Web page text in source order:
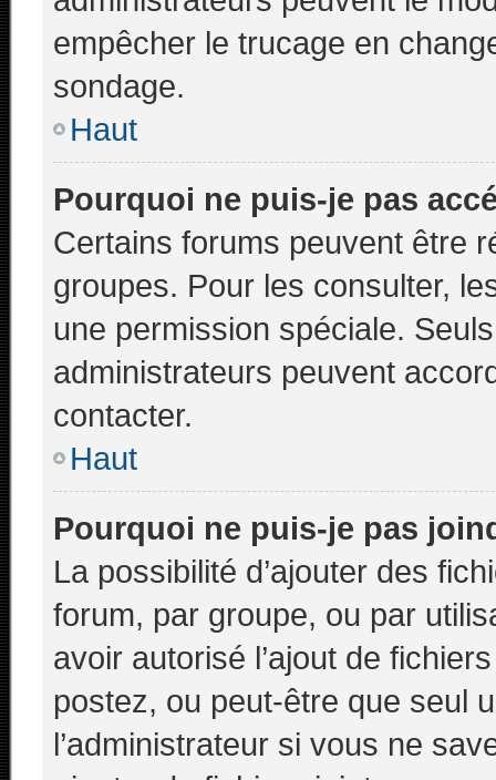
empêcher le trucage en
sondage.
Haut
Pourquoi ne puis-je pas
Certains forums peuvent être
groupes. Pour les consulter,
une permission spéciale.
administrateurs peuvent
contacter.
Haut
Pourquoi ne puis-je pas
La possibilité d’ajouter des
forum, par groupe, ou par
avoir autorisé l’ajout de
postez, ou peut-être que seul
l’administrateur si vous ne